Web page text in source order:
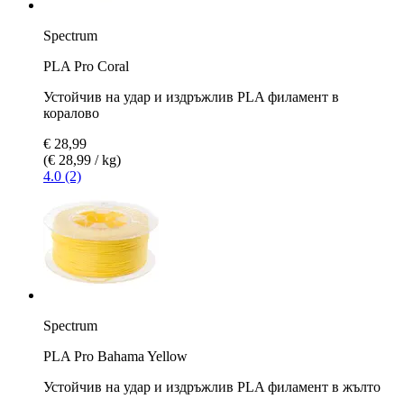
Spectrum
PLA Pro Coral
Устойчив на удар и издръжлив PLA филамент в
коралово
€ 28,99
(€ 28,99 / kg)
4.0 (2)
Spectrum
PLA Pro Bahama Yellow
Устойчив на удар и издръжлив PLA филамент в жълто